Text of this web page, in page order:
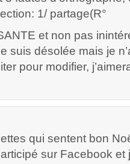
1/ partage(R°
et non pas
suis désolée mais je
pour modifier,
qui sentent bon
sur Facebook